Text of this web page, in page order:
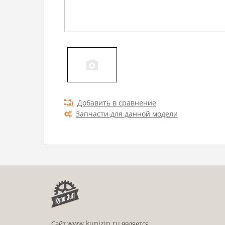
Добавить в сравнение
Запчасти для данной модели